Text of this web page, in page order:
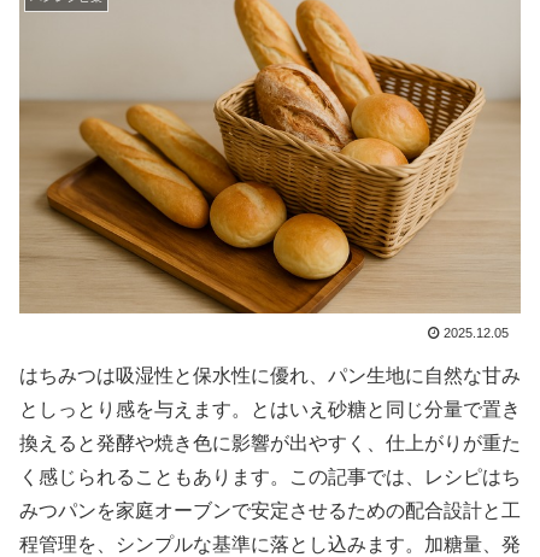
2025.12.05
はちみつは吸湿性と保水性に優れ、パン生地に自然な甘み
としっとり感を与えます。とはいえ砂糖と同じ分量で置き
換えると発酵や焼き色に影響が出やすく、仕上がりが重た
く感じられることもあります。この記事では、レシピはち
みつパンを家庭オーブンで安定させるための配合設計と工
程管理を、シンプルな基準に落とし込みます。加糖量、発